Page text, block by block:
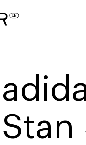
Stan